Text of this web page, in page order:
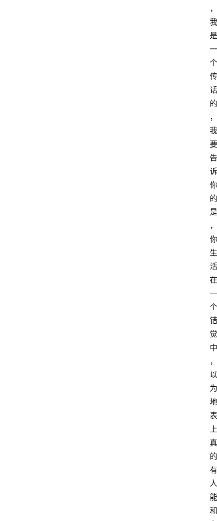
，
我
是
一
个
传
话
的
，
我
要
告
诉
你
的
是
，
你
生
活
在
一
个
错
觉
中
，
以
为
地
表
上
真
的
有
人
能
和